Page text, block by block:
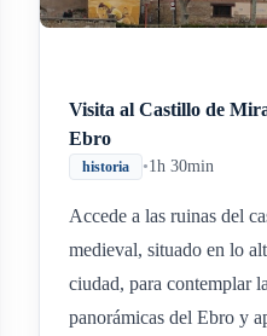
Visita al Castillo de
Ebro
historia •1h 30min
Accede a las ruinas del
medieval, situado en lo
ciudad, para contemplar
panorámicas del Ebro y